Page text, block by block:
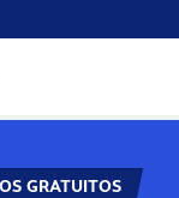
GRATUITOS